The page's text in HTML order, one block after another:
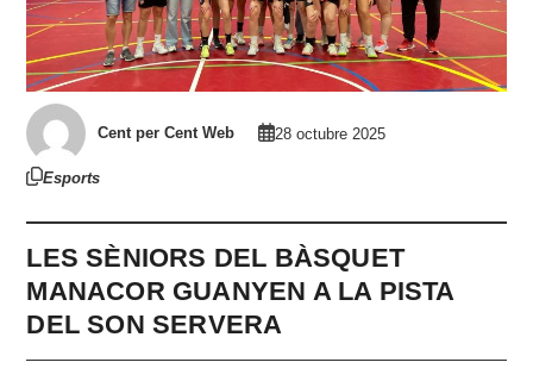
Cent per Cent Web 28 octubre 2025
Esports
LES SÈNIORS DEL BÀSQUET
MANACOR GUANYEN A LA PISTA
DEL SON SERVERA